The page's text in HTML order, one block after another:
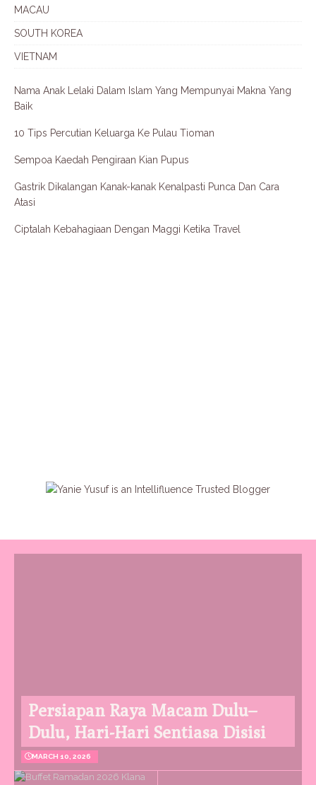
MACAU
SOUTH KOREA
VIETNAM
Nama Anak Lelaki Dalam Islam Yang Mempunyai Makna Yang
Baik
10 Tips Percutian Keluarga Ke Pulau Tioman
Sempoa Kaedah Pengiraan Kian Pupus
Gastrik Dikalangan Kanak-kanak Kenalpasti Punca Dan Cara
Atasi
Ciptalah Kebahagiaan Dengan Maggi Ketika Travel
Persiapan Raya Macam Dulu–
Dulu, Hari-Hari Sentiasa Disisi
MARCH 10, 2026